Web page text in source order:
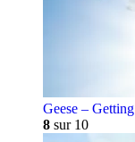
Geese –
8 sur 10